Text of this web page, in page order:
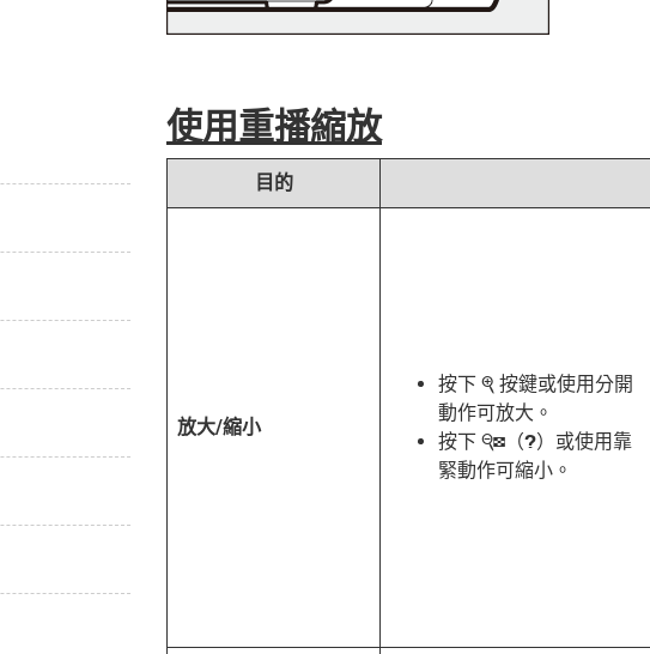
使用重播縮放
目的
放大/縮小
按下 X 按鍵或使用分開
動作可放大。
按下 W （Q）或使用靠
緊動作可縮小。